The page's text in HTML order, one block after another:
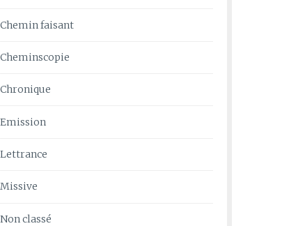
Chemin faisant
Cheminscopie
Chronique
Emission
Lettrance
Missive
Non classé